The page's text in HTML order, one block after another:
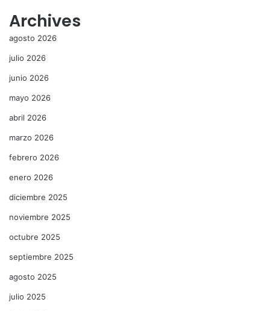
Archives
agosto 2026
julio 2026
junio 2026
mayo 2026
abril 2026
marzo 2026
febrero 2026
enero 2026
diciembre 2025
noviembre 2025
octubre 2025
septiembre 2025
agosto 2025
julio 2025